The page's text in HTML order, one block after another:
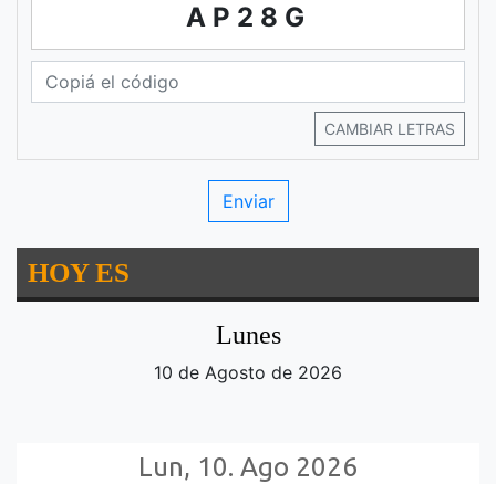
AP28G
CAMBIAR LETRAS
HOY ES
Lunes
10 de Agosto de 2026